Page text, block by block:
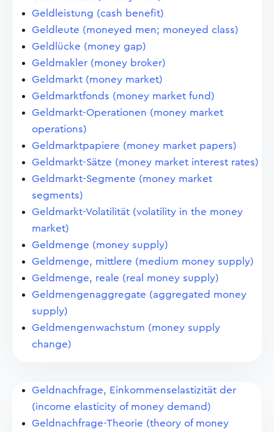
Geldleistung (cash benefit)
Geldleute (moneyed men; moneyed class)
Geldlücke (money gap)
Geldmakler (money broker)
Geldmarkt (money market)
Geldmarktfonds (money market fund)
Geldmarkt-Operationen (money market
operations)
Geldmarktpapiere (money market papers)
Geldmarkt-Sätze (money market interest rates)
Geldmarkt-Segmente (money market
segments)
Geldmarkt-Volatilität (volatility in the money
market)
Geldmenge (money supply)
Geldmenge, mittlere (medium money supply)
Geldmenge, reale (real money supply)
Geldmengenaggregate (aggregated money
supply)
Geldmengenwachstum (money supply
change)
Geldnachfrage, Einkommenselastizität der
(income elasticity of money demand)
Geldnachfrage-Theorie (theory of money